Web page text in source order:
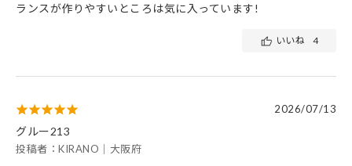
ランスが作りやすいところは気に入っています!
いいね 4
2026/07/13
グルー213
投稿者：KIRANO｜大阪府